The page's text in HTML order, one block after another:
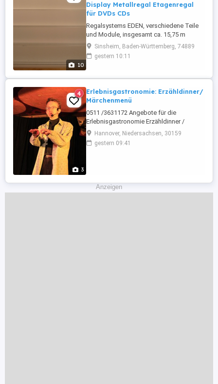
10
Display Metallregal Etagenregal
für DVDs CDs
Regalsystems EDEN, verschiedene Teile
und Module, insgesamt ca. 15,75 m
vorhanden. Vielfältig einsetzbar, z.B. als
Regal für DVDs, CDs,
Softwareverpackungen, Modeleisenbahn
schwer zu bekommen. Gelegenheit! Die
Teile sind bereits demontiert und sofort
verfügbar ...
Sinsheim, Baden-Württemberg, 74889
gestern 10:11
3
4
Erlebnisgastronomie: Erzähldinner/
Märchenmenü
0511 /3631172 Angebote für die
Erlebnisgastronomie Erzähldinner /
Märchenmenü Dabei erleben Ihre Gäste
zwischen den Gängen Ihres Menüs
spannende humorvolle Erzählkunst. Dauer
Regelmäßig ...
Hannover, Niedersachsen, 30159
gestern 09:41
Anzeigen